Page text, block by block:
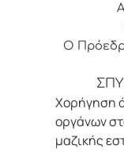
Ο
Χορήγηση
οργάνων
μαζικής